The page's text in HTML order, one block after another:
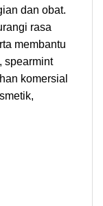
dan obat.
rasa
membantu
spearmint
komersial